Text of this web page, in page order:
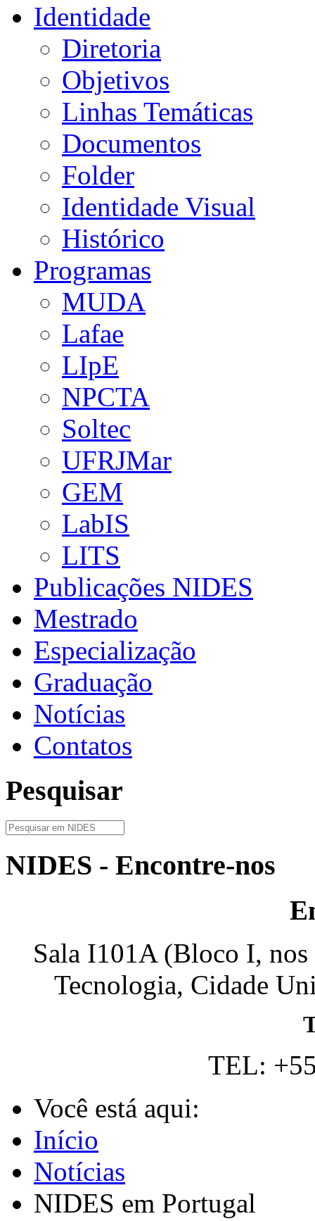
Identidade
Diretoria
Objetivos
Linhas Temáticas
Documentos
Folder
Identidade Visual
Histórico
Programas
MUDA
Lafae
LIpE
NPCTA
Soltec
UFRJMar
GEM
LabIS
LITS
Publicações NIDES
Mestrado
Especialização
Graduação
Notícias
Contatos
Pesquisar
NIDES - Encontre-nos
Sala I101A (Bloco I,
Tecnologia, Cidade
TEL:
Você está aqui:
Início
Notícias
NIDES em Portugal